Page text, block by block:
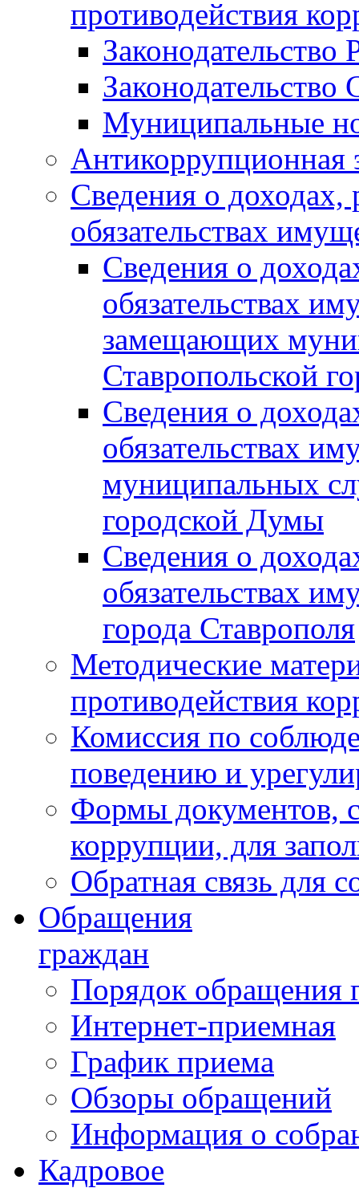
противодействия
Законодательство
Муниципальные
Антикоррупционная
Сведения о доходах,
обязательствах
Сведения о
обязательствах
замещающих
Ставропольской
Сведения о
обязательствах
муниципальных
городской Думы
Сведения о
обязательствах
города Ставрополя
Методические
противодействия
Комиссия по
поведению и
Формы документов,
коррупции, для
Обратная связь для
Обращения
граждан
Порядок обращения
Интернет-приемная
График приема
Обзоры обращений
Информация о
Кадровое